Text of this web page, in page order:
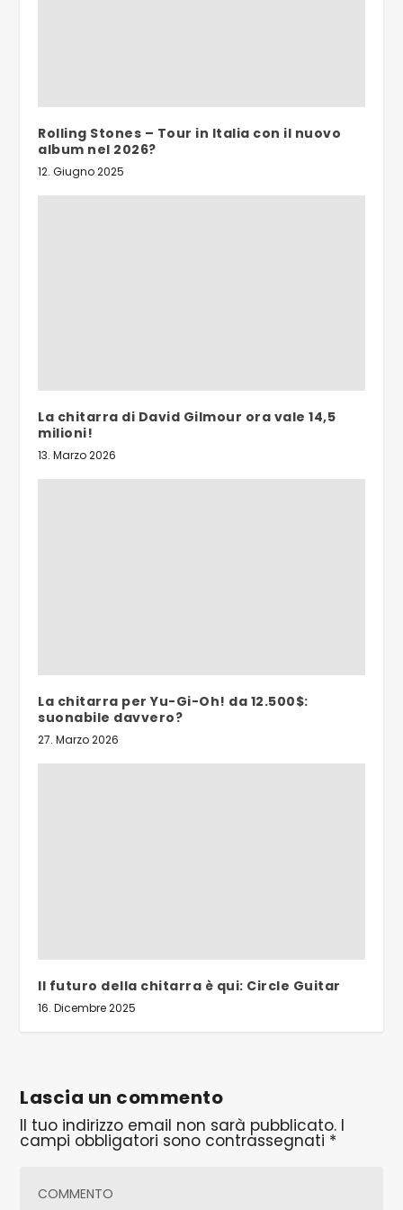
Rolling Stones – Tour in Italia con il nuovo
album nel 2026?
12. Giugno 2025
La chitarra di David Gilmour ora vale 14,5
milioni!
13. Marzo 2026
La chitarra per Yu-Gi-Oh! da 12.500$:
suonabile davvero?
27. Marzo 2026
Il futuro della chitarra è qui: Circle Guitar
16. Dicembre 2025
Lascia un commento
Il tuo indirizzo email non sarà pubblicato. I
campi obbligatori sono contrassegnati *